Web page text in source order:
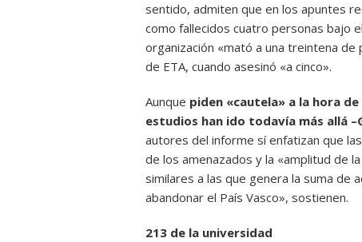
sentido, admiten que en los apuntes
como fallecidos cuatro personas bajo
organización «mató a una treintena
de ETA, cuando asesinó «a cinco».
Aunque piden «cautela» a la hora
estudios han ido todavía más allá
autores del informe sí enfatizan que
de los amenazados y la «amplitud de
similares a las que genera la suma de
abandonar el País Vasco», sostienen.
213 de la universidad